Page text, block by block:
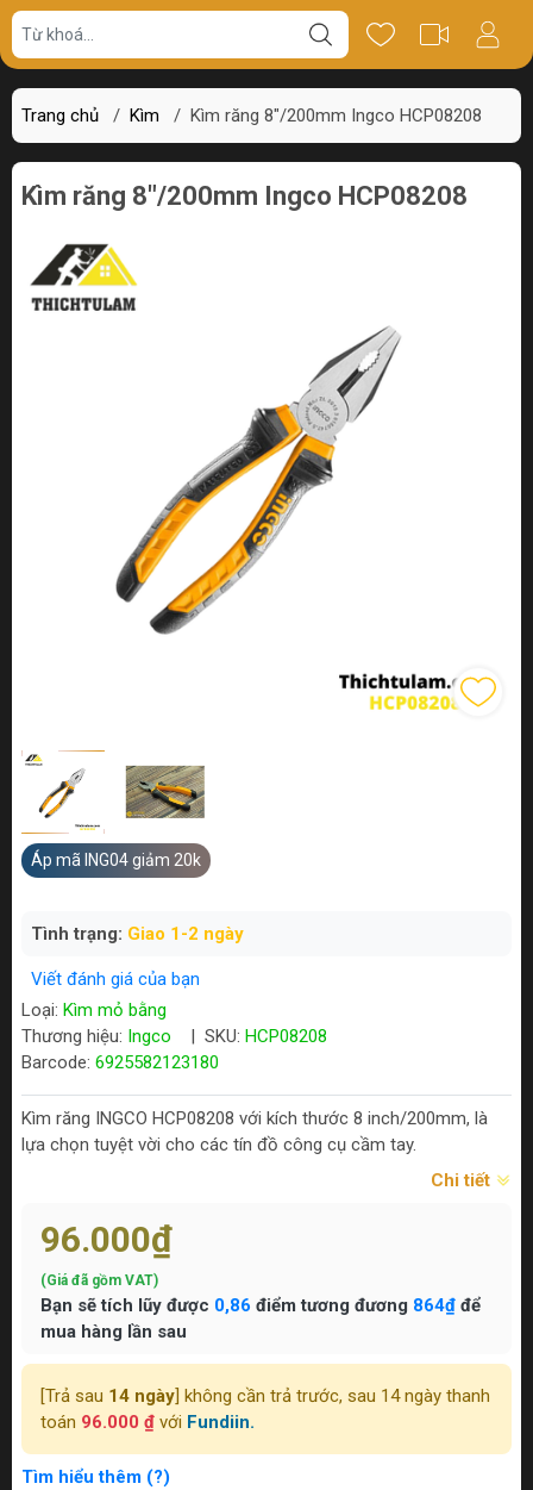
Trang chủ / Kìm / Kìm răng 8"/200mm Ingco HCP08208
Giá bán Thông số Review
Kìm răng 8"/200mm Ingco HCP08208
Áp mã ING04 giảm 20k
Tình trạng: Giao 1-2 ngày
Viết đánh giá của bạn
Loại: Kìm mỏ bằng
Thương hiệu: Ingco SKU: HCP08208
Barcode: 6925582123180
Kìm răng INGCO HCP08208 với kích thước 8 inch/200mm, là
lựa chọn tuyệt vời cho các tín đồ công cụ cầm tay.
Chi tiết
96.000₫
(Giá đã gồm VAT)
Bạn sẽ tích lũy được 0,86 điểm tương đương 864₫ để
mua hàng lần sau
[Trả sau 14 ngày ] không cần trả trước, sau 14 ngày thanh
toán 96.000 ₫ với Fundiin.
Tìm hiểu thêm (?)